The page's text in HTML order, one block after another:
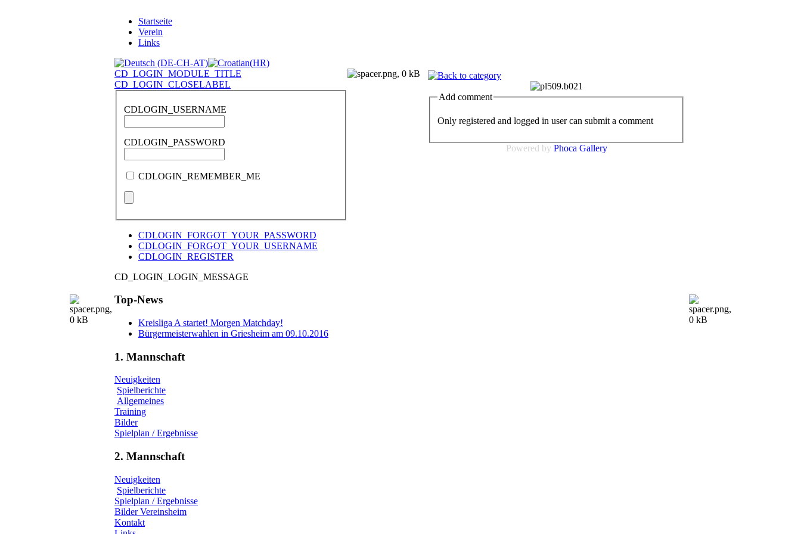
Startseite
Verein
Links
CD_LOGIN_MODULE_TITLE
CD_LOGIN_CLOSELABEL
CDLOGIN_USERNAME
CDLOGIN_PASSWORD
CDLOGIN_REMEMBER_ME
CDLOGIN_FORGOT_YOUR_PASSWORD
CDLOGIN_FORGOT_YOUR_USERNAME
CDLOGIN_REGISTER
CD_LOGIN_LOGIN_MESSAGE
Top-News
Kreisliga A startet! Morgen Matchday!
Bürgermeisterwahlen in Griesheim am 09.10.2016
1. Mannschaft
Neuigkeiten
Spielberichte
Allgemeines
Training
Bilder
Spielplan / Ergebnisse
2. Mannschaft
Neuigkeiten
Spielberichte
Spielplan / Ergebnisse
Bilder Vereinsheim
Kontakt
Add comment
Only registered and logged in user can submit a comment
Powered by Phoca Gallery